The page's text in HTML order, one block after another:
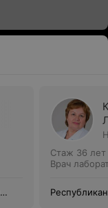
Стаж 36 лет
Врач